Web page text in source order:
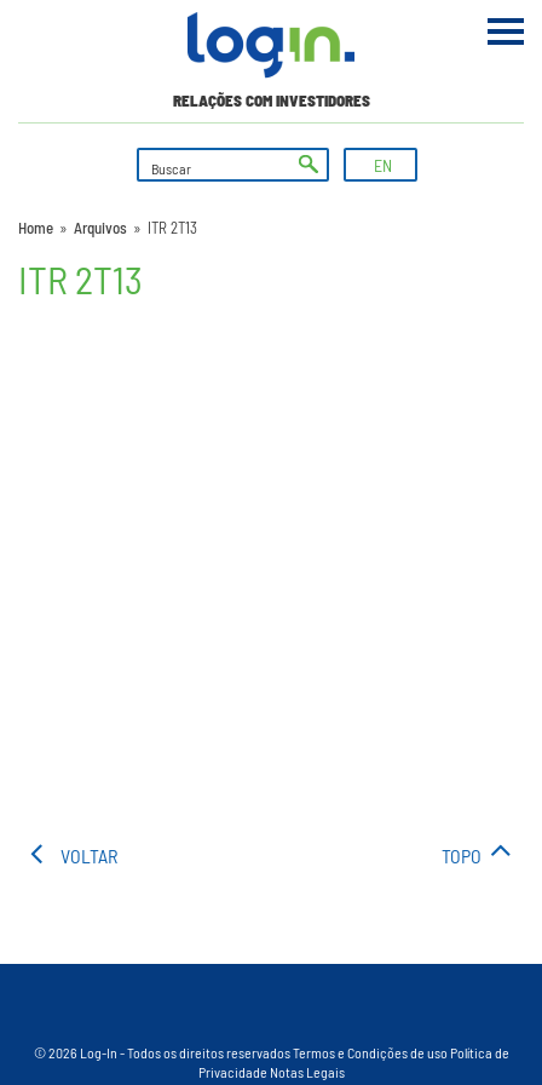
RELAÇÕES COM INVESTIDORES
EN
Home » Arquivos » ITR 2T13
ITR 2T13
VOLTAR TOPO
© 2026 Log-In - Todos os direitos reservadosTermos e Condições de uso Política de
Privacidade Notas Legais